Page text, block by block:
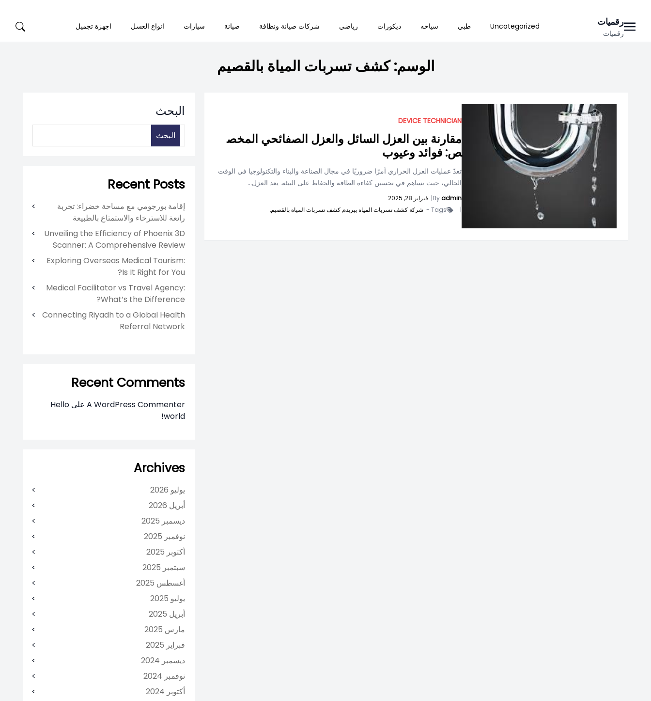
content
رقميات
رقميات
Uncategorized طبي سياحه ديكورات رياضي شركات صيانة ونظافة صيانة سيارات انواع العسل اجهزة تجميل
الوسم:كشف تسربات المياة بالقصيم
DEVICE TECHNICIAN
مقارنة بين العزل السائل والعزل الصفائحي المخص
ص: فوائد وعيوب
تعدّ عمليات العزل الحراري أمرًا ضروريًا في مجال الصناعة والبناء والتكنولوجيا في الوقت
الحالي، حيث تساهم في تحسين كفاءة الطاقة والحفاظ على البيئة. يعد العزل...
Byadmin
| فبراير 28, 2025
|
Tags - شركة كشف تسربات المياة ببريدة,كشف تسربات المياة بالقصيم,
البحث
البحث
Recent Posts
إقامة بورجومي مع مساحة خضراء: تجربة
رائعة للاسترخاء والاستمتاع بالطبيعة
Unveiling the Efficiency of Phoenix 3D
Scanner: A Comprehensive Review
Exploring Overseas Medical Tourism:
Is It Right for You?
Medical Facilitator vs Travel Agency:
What’s the Difference?
Connecting Riyadh to a Global Health
Referral Network
Recent Comments
A WordPress Commenter على Hello
world!
Archives
يوليو 2026
أبريل 2026
ديسمبر 2025
نوفمبر 2025
أكتوبر 2025
سبتمبر 2025
أغسطس 2025
يوليو 2025
أبريل 2025
مارس 2025
فبراير 2025
ديسمبر 2024
نوفمبر 2024
أكتوبر 2024